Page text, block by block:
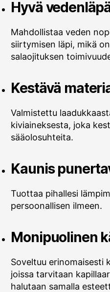
Hyvä
Mahdollistaa veden
siirtymisen läpi, mikä
salaojituksen
Kestävä
Valmistettu
kiviaineksesta, joka
sääolosuhteita.
Kaunis
Tuottaa pihallesi
persoonallisen ilmeen.
Monipuolinen
Soveltuu erinomaisesti
joissa tarvitaan
halutaan samalla